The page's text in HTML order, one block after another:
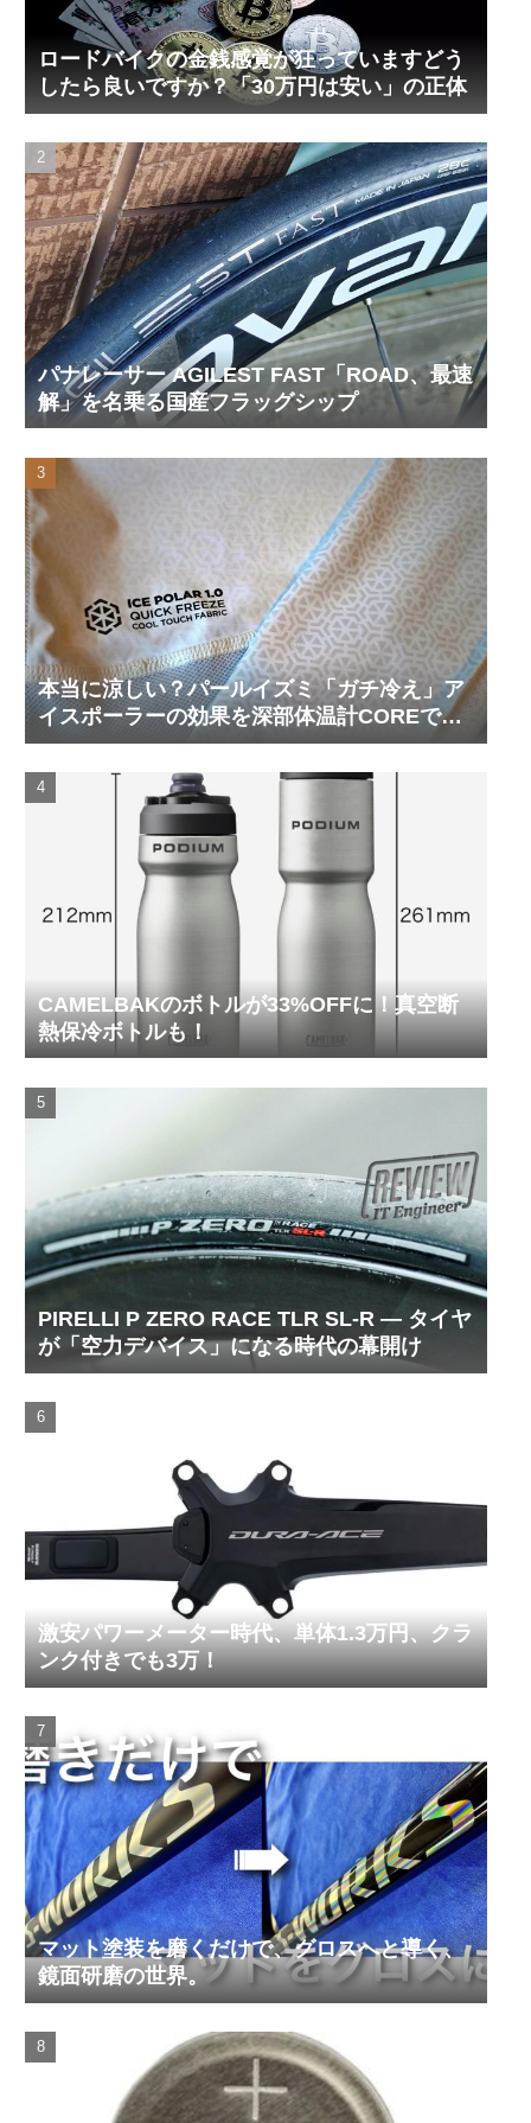
ロードバイクの金銭感覚が狂っていますどう
したら良いですか？「30万円は安い」の正体
パナレーサー AGILEST FAST「ROAD、最速
解」を名乗る国産フラッグシップ
本当に涼しい？パールイズミ「ガチ冷え」ア
イスポーラーの効果を深部体温計COREで測
ってみた
CAMELBAKのボトルが33%OFFに！真空断
熱保冷ボトルも！
PIRELLI P ZERO RACE TLR SL-R ― タイヤ
が「空力デバイス」になる時代の幕開け
激安パワーメーター時代、単体1.3万円、クラ
ンク付きでも3万！
マット塗装を磨くだけで、グロスへと導く、
鏡面研磨の世界。